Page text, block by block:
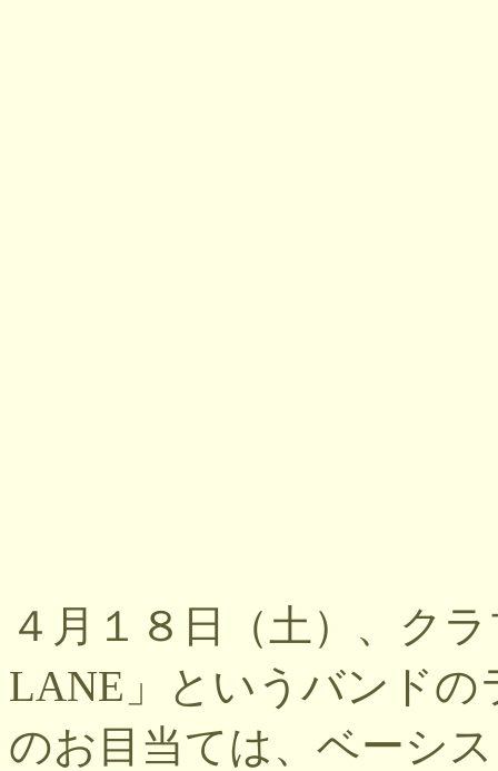
４月１８日（土）、ク
LANE」というバンド
のお目当ては、ベーシ